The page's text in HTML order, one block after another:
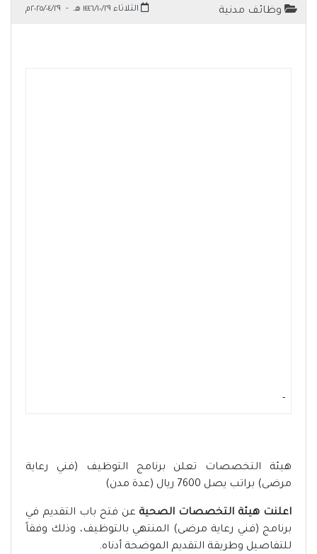
وظائف مدنية الثلاثاء ١٤٤٦/١٠/٢٩ هـ - ٢٠٢٥/٠٤/٢٩م
-
هيئة التخصصات تعلن برنامج التوظيف (فني رعاية
مرضى) براتب يصل 7600 ريال (عدة مدن)
اعلنت هيئة التخصصات الصحية عن فتح باب التقديم في
برنامج (فني رعاية مرضى) المنتهي بالتوظيف، وذلك وفقاً
للتفاصيل وطريقة التقديم الموضحة أدناه.